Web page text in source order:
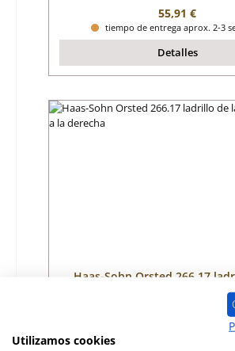
Precio normal:
55,91 €
tiempo de entrega aprox. 2-3
Detalles
Haas-Sohn Orsted 266.17
pared trasera a la
Utilizamos cookies